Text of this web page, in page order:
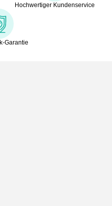
Hochwertiger Kundenservice
Garantie